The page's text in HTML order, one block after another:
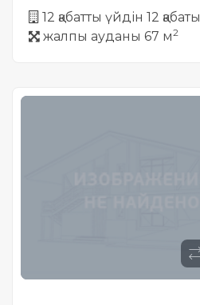
12 қабатты үйдін 12 қабаты
жалпы ауданы 67 м2